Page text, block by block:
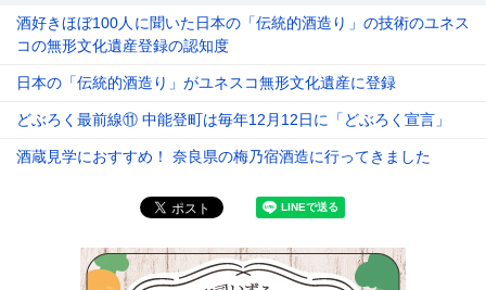
酒好きほぼ100人に聞いた日本の「伝統的酒造り」の技術のユネス
コの無形文化遺産登録の認知度
日本の「伝統的酒造り」がユネスコ無形文化遺産に登録
どぶろく最前線⑪ 中能登町は毎年12月12日に「どぶろく宣言」
酒蔵見学におすすめ！ 奈良県の梅乃宿酒造に行ってきました